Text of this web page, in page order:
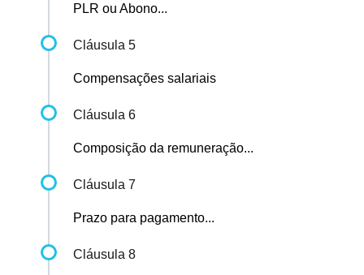
PLR ou Abono...
Cláusula 5
Compensações salariais
Cláusula 6
Composição da remuneração...
Cláusula 7
Prazo para pagamento...
Cláusula 8